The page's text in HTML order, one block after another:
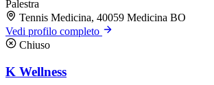
Palestra
Tennis Medicina, 40059 Medicina BO
Vedi profilo completo
Chiuso
K Wellness